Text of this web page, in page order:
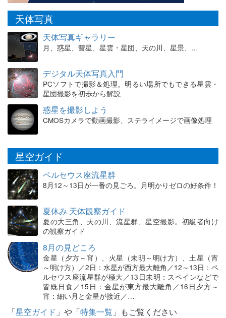
天体写真
天体写真ギャラリー
月、惑星、彗星、星雲・星団、天の川、星景、…
デジタル天体写真入門
PCソフトで撮影＆処理。明るい場所でもできる星雲・
星団撮影を初歩から解説
惑星を撮影しよう
CMOSカメラで動画撮影、ステライメージで画像処理
星空ガイド
ペルセウス座流星群
8月12～13日が一番の見ごろ。月明かりゼロの好条件！
夏休み 天体観察ガイド
夏の大三角、天の川、流星群、星空撮影。初級者向け
の観察ガイド
8月の見どころ
金星（夕方～宵）、火星（未明～明け方）、土星（宵
～明け方）／2日：水星が西方最大離角／12～13日：ペ
ルセウス座流星群が極大／13日未明：スペインなどで
皆既日食／15日：金星が東方最大離角／16日夕方～
宵：細い月と金星が接近／…
「星空ガイド 」や「特集一覧 」もご覧ください